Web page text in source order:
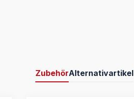
ZubehörAlternativartikel